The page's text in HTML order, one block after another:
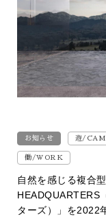
お知らせ 遊/
働/WORK
自然を感じる複合
HEADQUARTERS
ターズ）」を2022